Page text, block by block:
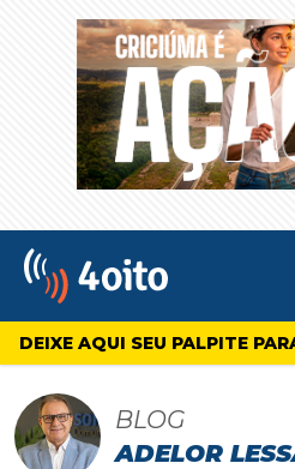
4oito
DEIXE AQUI SEU PALPITE
BLOG
ADELOR